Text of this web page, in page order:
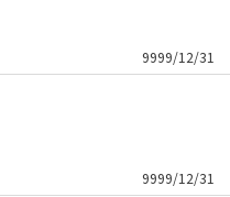
9999/12/31
9999/12/31